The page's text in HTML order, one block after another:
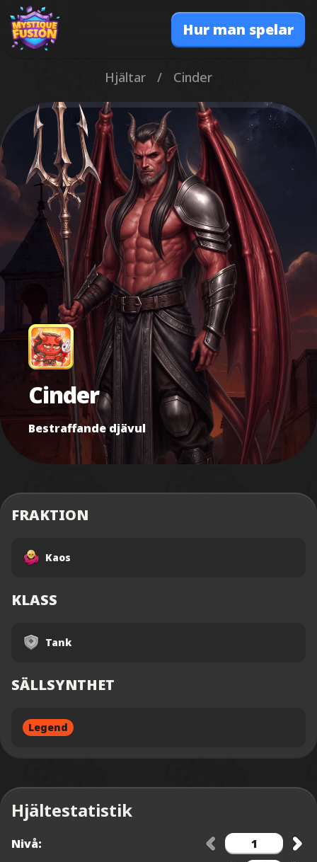
Hur man spelar
Hjältar / Cinder
Cinder
Bestraffande djävul
FRAKTION
Kaos
KLASS
Tank
SÄLLSYNTHET
Legend
Hjältestatistik
Nivå: